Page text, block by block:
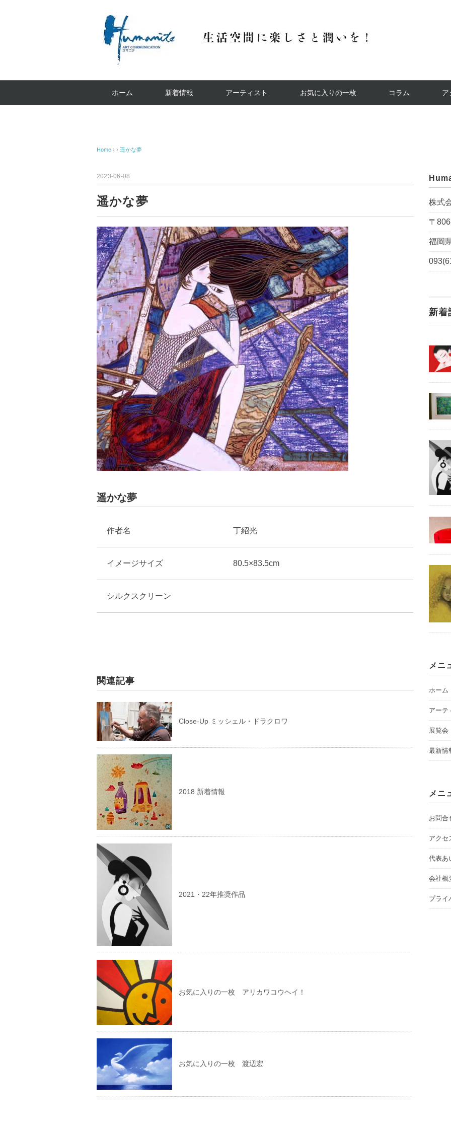
ホーム 新着情報 アーティスト お気に入りの一枚 コラム ア
Home › › 遥かな夢
2023-06-08
遥かな夢
遥かな夢
作者名 丁紹光
イメージサイズ 80.5×83.5cm
シルクスクリーン
関連記事
Close-Up ミッシェル・ドラクロワ
2018 新着情報
2021・22年推奨作品
お気に入りの一枚 アリカワコウヘイ！
お気に入りの一枚 渡辺宏
株式
〒
福岡
新着
メニ
ホーム
アーテ
展覧会
最新情
メニ
お問合
アクセ
代表あ
会社概
プライ